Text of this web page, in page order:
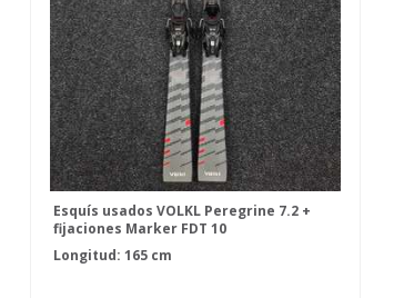
Esquís usados VOLKL Peregrine 7.2 +
fijaciones Marker FDT 10
Longitud: 165 cm